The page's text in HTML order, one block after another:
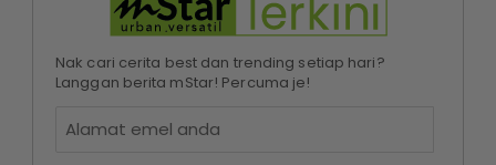
Nak cari cerita best dan trending setiap hari?
Langgan berita mStar! Percuma je!